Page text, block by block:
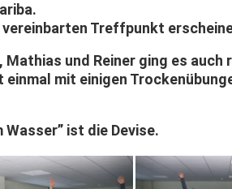
Treffpunkt
Mathias und Reiner ging es
mit einigen
ist die Devise.